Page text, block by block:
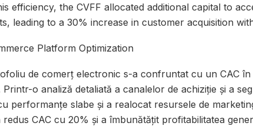
efficiency, the CVFF allocated additional capital to
leading to a 30% increase in customer acquisition
Platform Optimization
de comerț electronic s-a confruntat cu un CAC
o analiză detaliată a canalelor de achiziție și a
performanțe slabe și a realocat resursele de
CAC cu 20% și a îmbunătățit profitabilitatea